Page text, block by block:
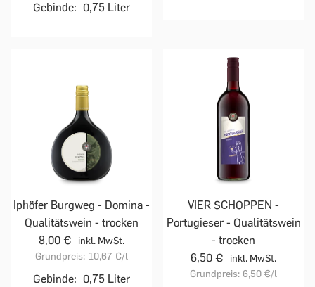
Gebinde: 0,75 Liter
Iphöfer Burgweg - Domina -
Qualitätswein - trocken
8,00 €
inkl. MwSt.
Grundpreis: 10,67 €/l
Gebinde: 0,75 Liter
VIER SCHOPPEN -
Portugieser - Qualitätswein
- trocken
6,50 €
inkl. MwSt.
Grundpreis: 6,50 €/l